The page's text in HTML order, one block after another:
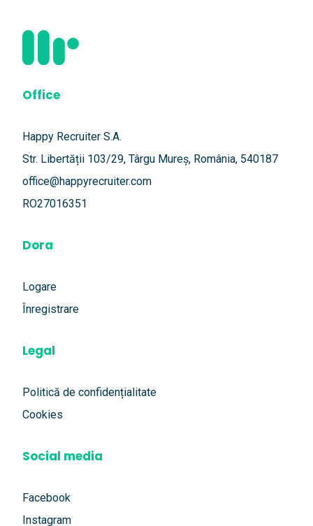
Office
Happy Recruiter S.A.
Str. Libertății 103/29, Târgu Mureș, România, 540187
office@happyrecruiter.com
RO27016351
Dora
Logare
Înregistrare
Legal
Politică de confidențialitate
Cookies
Social media
Facebook
Instagram